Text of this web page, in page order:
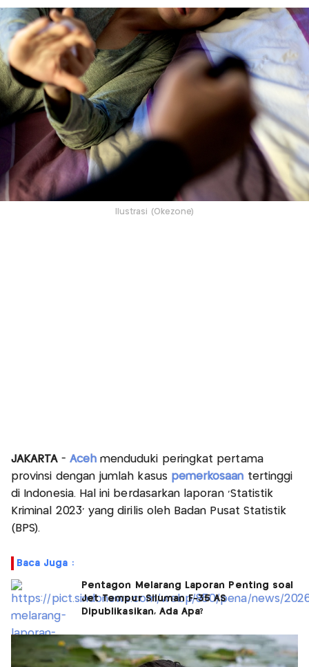
Ilustrasi (Okezone)
JAKARTA - Acehmenduduki peringkat pertama
provinsi dengan jumlah kasus pemerkosaan tertinggi
di Indonesia. Hal ini berdasarkan laporan 'Statistik
Kriminal 2023' yang dirilis oleh Badan Pusat Statistik
(BPS).
Baca Juga :
Pentagon Melarang Laporan Penting soal
Jet Tempur Siluman F-35 AS
Dipublikasikan, Ada Apa?